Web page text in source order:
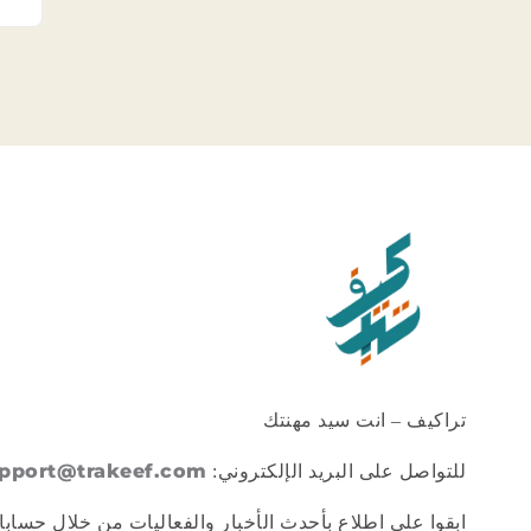
تراكيف – انت سيد مهنتك
للتواصل على البريد الإلكتروني:
ابقوا على اطلاع بأحدث الأخبار والفعاليات من خلال